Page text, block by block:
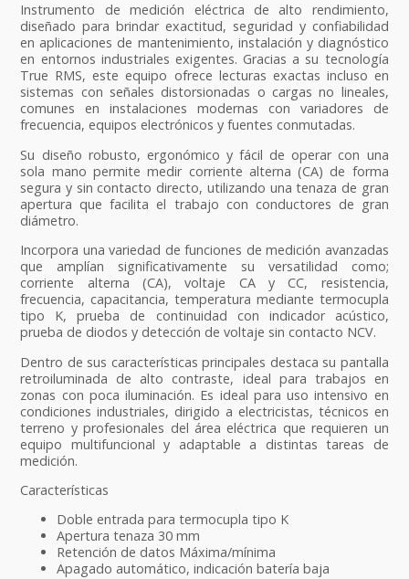
Instrumento de medición eléctrica de alto rendimiento,
diseñado para brindar exactitud, seguridad y confiabilidad
en aplicaciones de mantenimiento, instalación y diagnóstico
en entornos industriales exigentes. Gracias a su tecnología
True RMS, este equipo ofrece lecturas exactas incluso en
sistemas con señales distorsionadas o cargas no lineales,
comunes en instalaciones modernas con variadores de
frecuencia, equipos electrónicos y fuentes conmutadas.
Su diseño robusto, ergonómico y fácil de operar con una
sola mano permite medir corriente alterna (CA) de forma
segura y sin contacto directo, utilizando una tenaza de gran
apertura que facilita el trabajo con conductores de gran
diámetro.
Incorpora una variedad de funciones de medición avanzadas
que amplían significativamente su versatilidad como;
corriente alterna (CA), voltaje CA y CC, resistencia,
frecuencia, capacitancia, temperatura mediante termocupla
tipo K, prueba de continuidad con indicador acústico,
prueba de diodos y detección de voltaje sin contacto NCV.
Dentro de sus características principales destaca su pantalla
retroiluminada de alto contraste, ideal para trabajos en
zonas con poca iluminación. Es ideal para uso intensivo en
condiciones industriales, dirigido a electricistas, técnicos en
terreno y profesionales del área eléctrica que requieren un
equipo multifuncional y adaptable a distintas tareas de
medición.
Características
Doble entrada para termocupla tipo K
Apertura tenaza 30 mm
Retención de datos Máxima/mínima
Apagado automático, indicación batería baja